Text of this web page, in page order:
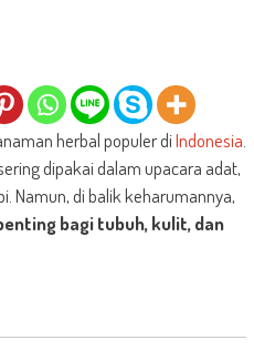
herbal populer diIndonesia
dipakai dalam upacara adat,
Namun, di balik keharumannya,
bagi tubuh, kulit, dan